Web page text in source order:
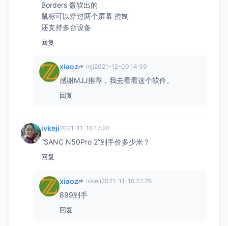
Borders 微软出的
鼠标可以穿过两个屏幕 控制
还支持多台设备
回复
xiaoz mjj2021-12-09 14:39
感谢MJJ推荐，我去看看这个软件。
回复
ivkeji2021-11-16 17:20
“SANC N50Pro 2”到手价多少米？
回复
xiaoz ivkeji2021-11-16 22:28
899到手
回复